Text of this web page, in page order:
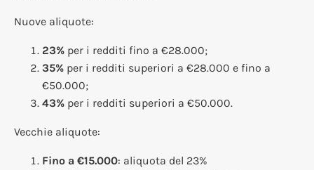
Nuove aliquote:
23% per i redditi fino a €28.000;
35% per i redditi superiori a €28.000 e fino a
€50.000;
43% per i redditi superiori a €50.000.
Vecchie aliquote:
Fino a €15.000: aliquota del 23%